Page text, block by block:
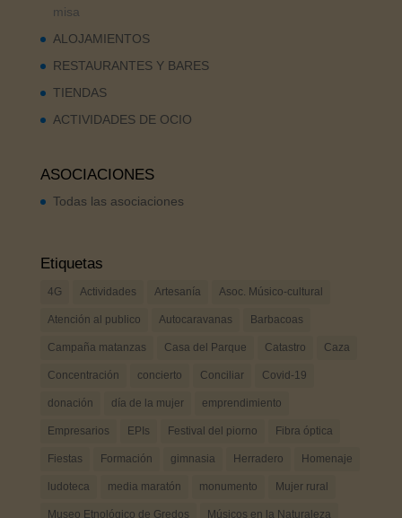
misa
ALOJAMIENTOS
RESTAURANTES Y BARES
TIENDAS
ACTIVIDADES DE OCIO
ASOCIACIONES
Todas las asociaciones
Etiquetas
4G Actividades Artesanía Asoc. Músico-cultural
Atención al publico Autocaravanas Barbacoas
Campaña matanzas Casa del Parque Catastro Caza
Concentración concierto Conciliar Covid-19
donación día de la mujer emprendimiento
Empresarios EPIs Festival del piorno Fibra óptica
Fiestas Formación gimnasia Herradero Homenaje
ludoteca media maratón monumento Mujer rural
Museo Etnológico de Gredos Músicos en la Naturaleza